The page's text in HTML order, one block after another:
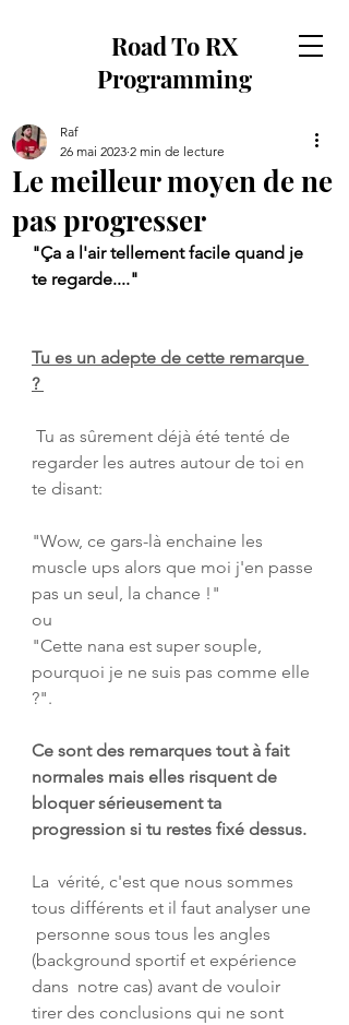
Road To RX
Programming
Le meilleur moyen de ne
pas progresser
Raf
26 mai 2023 2 min de lecture
"Ça a l'air tellement facile quand je
te regarde...."
Tu es un adepte de cette remarque
?
regarder les autres autour de toi en
te disant:
"Wow, ce gars-là enchaine les
muscle ups alors que moi j'en passe
pas un seul, la chance !"
ou
"Cette nana est super souple,
pourquoi je ne suis pas comme elle
?".
Ce sont des remarques tout à fait
normales mais elles risquent de
bloquer sérieusement ta
progression si tu restes fixé dessus.
La  vérité, c'est que nous sommes
tous différents et il faut analyser une
personne sous tous les angles
(background sportif et expérience
dans  notre cas) avant de vouloir
tirer des conclusions qui ne sont